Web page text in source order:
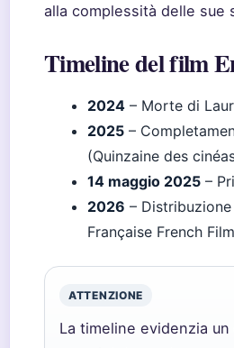
alla complessità delle sue
Timeline del film
2024 – Morte di
2025 –
(Quinzaine des
14 maggio 2025 –
2026 –
Française French
ATTENZIONE
La timeline evidenzia